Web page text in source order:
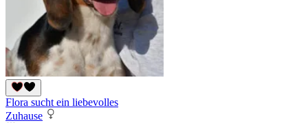
Flora sucht ein liebevolles
Zuhause